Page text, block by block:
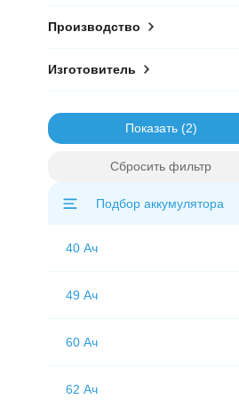
Производство
Изготовитель
Показать
Сбросить фильтр
Подбор аккумулятора
40 Ач
49 Ач
60 Ач
62 Ач